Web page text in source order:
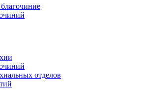
отделов